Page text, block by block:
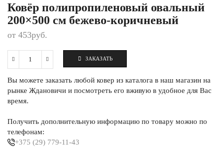
Ковёр полипропиленовый овальный
200×500 см бежево-коричневый
от 453руб.
Количество
полипропиленовый
овальный
коричневый
ЗАКАЗАТЬ
Вы можете заказать любой ковер из каталога в наш магазин на
рынке Ждановичи и посмотреть его вживую в удобное для Вас
время.
Получить дополнительную информацию по товару можно по
телефонам:
+375 (29) 779-11-43